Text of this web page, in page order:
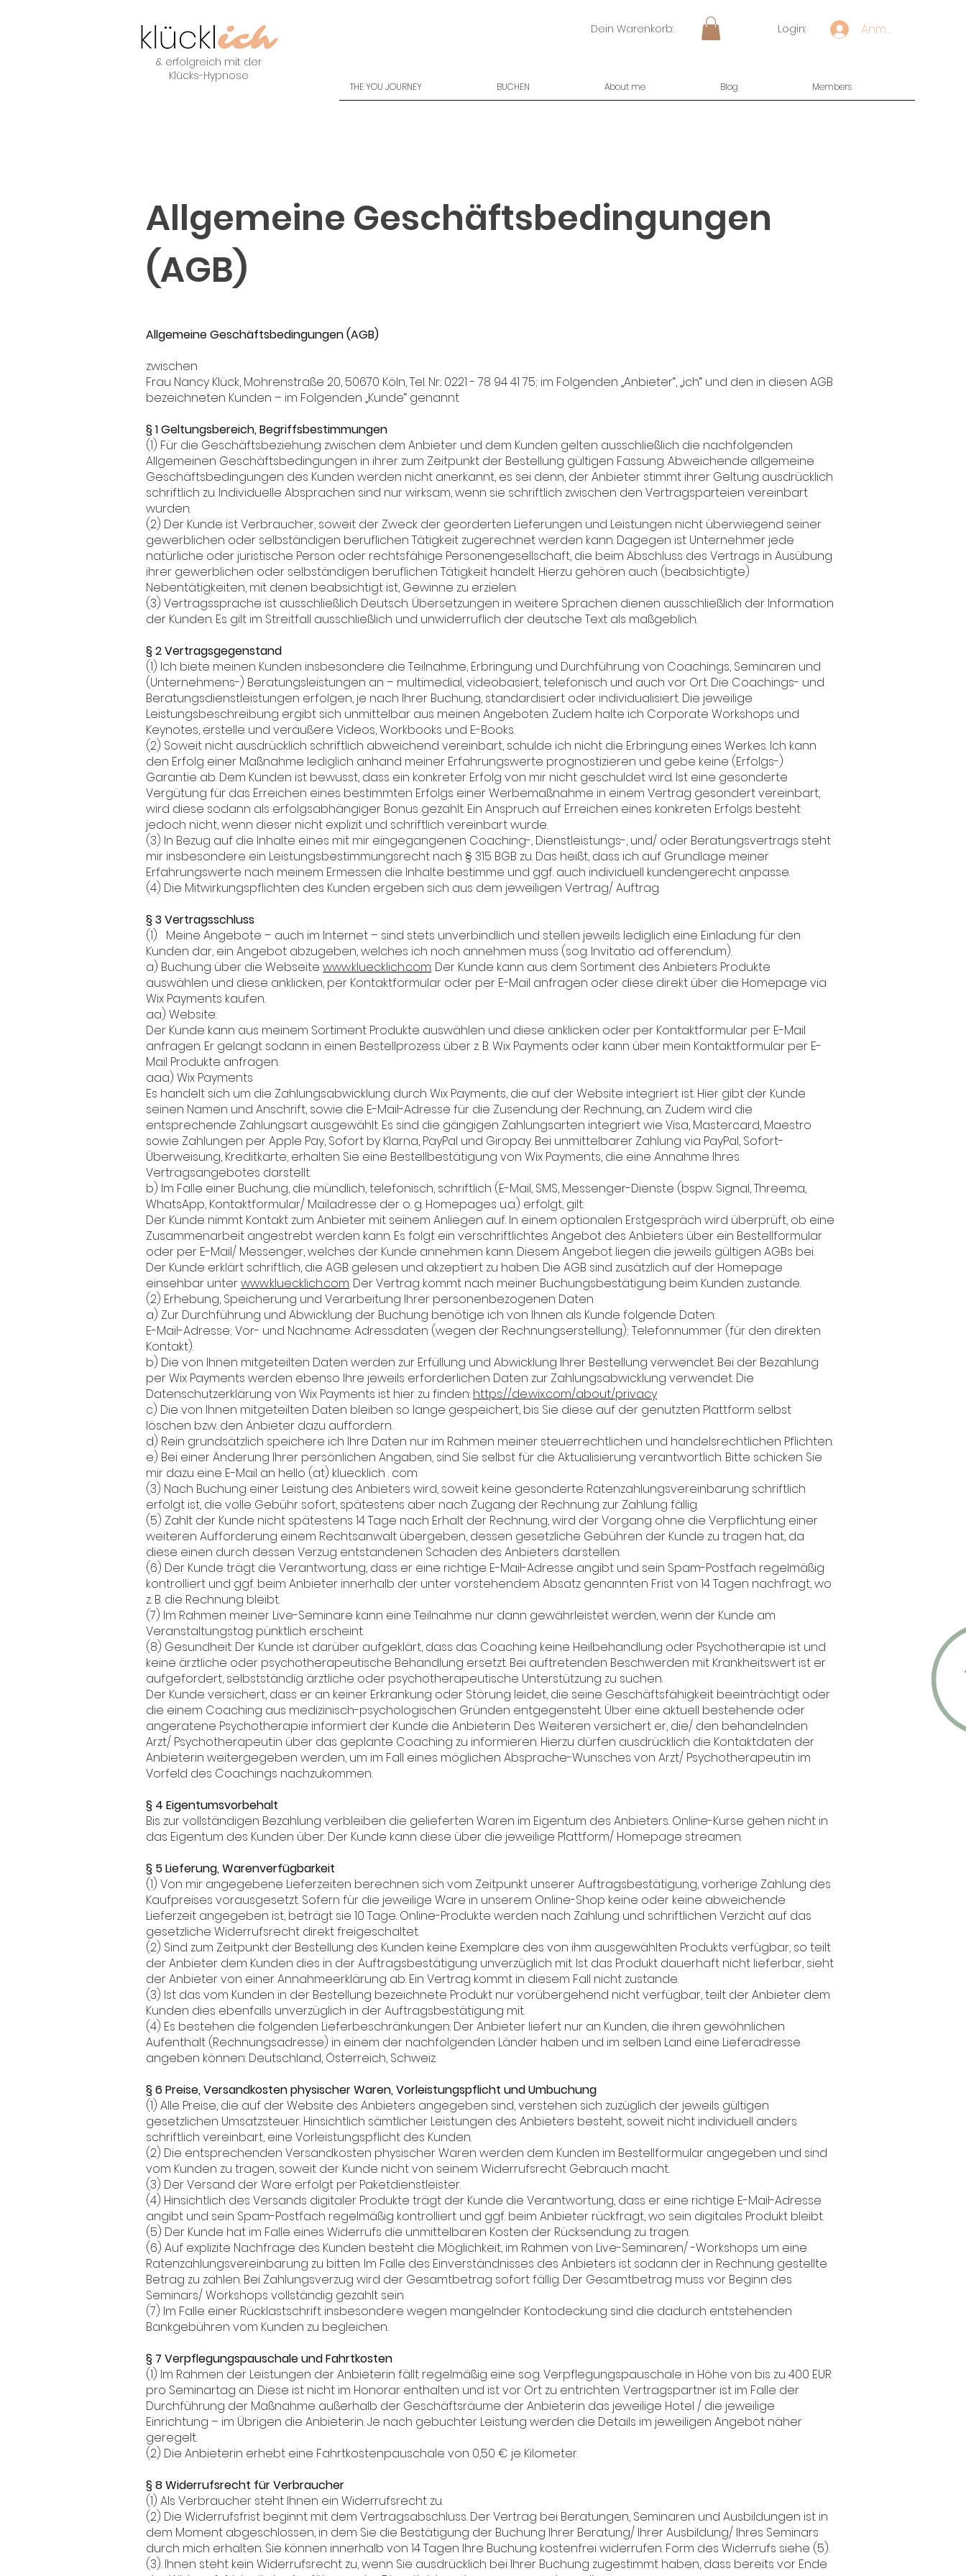
& erfolgreich mit der
Klücks-Hypnose
Dein Warenkorb: Anmelden
Login:
THE YOU JOURNEY BUCHEN About me Blog Members
Allgemeine Geschäftsbedingungen
(AGB)
Allgemeine Geschäftsbedingungen (AGB)
zwischen
Frau Nancy Klück, Mohrenstraße 20, 50670 Köln, Tel. Nr.: 0221 - 78 94 41 75; im Folgenden „Anbieter“, „ich“ und den in diesen AGB
bezeichneten Kunden – im Folgenden „Kunde“ genannt
§ 1 Geltungsbereich, Begriffsbestimmungen
(1) Für die Geschäftsbeziehung zwischen dem Anbieter und dem Kunden gelten ausschließlich die nachfolgenden
Allgemeinen Geschäftsbedingungen in ihrer zum Zeitpunkt der Bestellung gültigen Fassung. Abweichende allgemeine
Geschäftsbedingungen des Kunden werden nicht anerkannt, es sei denn, der Anbieter stimmt ihrer Geltung ausdrücklich
schriftlich zu. Individuelle Absprachen sind nur wirksam, wenn sie schriftlich zwischen den Vertragsparteien vereinbart
wurden.
(2) Der Kunde ist Verbraucher, soweit der Zweck der georderten Lieferungen und Leistungen nicht überwiegend seiner
gewerblichen oder selbständigen beruflichen Tätigkeit zugerechnet werden kann. Dagegen ist Unternehmer jede
natürliche oder juristische Person oder rechtsfähige Personengesellschaft, die beim Abschluss des Vertrags in Ausübung
ihrer gewerblichen oder selbständigen beruflichen Tätigkeit handelt. Hierzu gehören auch (beabsichtigte)
Nebentätigkeiten, mit denen beabsichtigt ist, Gewinne zu erzielen.
(3) Vertragssprache ist ausschließlich Deutsch. Übersetzungen in weitere Sprachen dienen ausschließlich der Information
der Kunden. Es gilt im Streitfall ausschließlich und unwiderruflich der deutsche Text als maßgeblich.
§ 2 Vertragsgegenstand
(1) Ich biete meinen Kunden insbesondere die Teilnahme, Erbringung und Durchführung von Coachings, Seminaren und
(Unternehmens-) Beratungsleistungen an – multimedial, videobasiert, telefonisch und auch vor Ort. Die Coachings- und
Beratungsdienstleistungen erfolgen, je nach Ihrer Buchung, standardisiert oder individualisiert. Die jeweilige
Leistungsbeschreibung ergibt sich unmittelbar aus meinen Angeboten. Zudem halte ich Corporate Workshops und
Keynotes, erstelle und veräußere Videos, Workbooks und E-Books.
(2) Soweit nicht ausdrücklich schriftlich abweichend vereinbart, schulde ich nicht die Erbringung eines Werkes. Ich kann
den Erfolg einer Maßnahme lediglich anhand meiner Erfahrungswerte prognostizieren und gebe keine (Erfolgs-)
Garantie ab. Dem Kunden ist bewusst, dass ein konkreter Erfolg von mir nicht geschuldet wird. Ist eine gesonderte
Vergütung für das Erreichen eines bestimmten Erfolgs einer Werbemaßnahme in einem Vertrag gesondert vereinbart,
wird diese sodann als erfolgsabhängiger Bonus gezahlt. Ein Anspruch auf Erreichen eines konkreten Erfolgs besteht
jedoch nicht, wenn dieser nicht explizit und schriftlich vereinbart wurde.
(3) In Bezug auf die Inhalte eines mit mir eingegangenen Coaching-, Dienstleistungs-, und/ oder Beratungsvertrags steht
mir insbesondere ein Leistungsbestimmungsrecht nach § 315 BGB zu. Das heißt, dass ich auf Grundlage meiner
Erfahrungswerte nach meinem Ermessen die Inhalte bestimme und ggf. auch individuell kundengerecht anpasse.
(4) Die Mitwirkungspflichten des Kunden ergeben sich aus dem jeweiligen Vertrag/ Auftrag.
§ 3 Vertragsschluss
(1) Meine Angebote – auch im Internet – sind stets unverbindlich und stellen jeweils lediglich eine Einladung für den
Kunden dar, ein Angebot abzugeben, welches ich noch annehmen muss (sog. Invitatio ad offerendum).
a) Buchung über die Webseite www.kluecklich.com: Der Kunde kann aus dem Sortiment des Anbieters Produkte
auswählen und diese anklicken, per Kontaktformular oder per E-Mail anfragen oder diese direkt über die Homepage via
Wix Payments kaufen.
aa) Website:
Der Kunde kann aus meinem Sortiment Produkte auswählen und diese anklicken oder per Kontaktformular per E-Mail
anfragen. Er gelangt sodann in einen Bestellprozess über z. B. Wix Payments oder kann über mein Kontaktformular per E-
Mail Produkte anfragen.
aaa) Wix Payments
Es handelt sich um die Zahlungsabwicklung durch Wix Payments, die auf der Website integriert ist. Hier gibt der Kunde
seinen Namen und Anschrift, sowie die E-Mail-Adresse für die Zusendung der Rechnung, an. Zudem wird die
entsprechende Zahlungsart ausgewählt. Es sind die gängigen Zahlungsarten integriert wie Visa, Mastercard, Maestro
sowie Zahlungen per Apple Pay, Sofort by Klarna, PayPal und Giropay. Bei unmittelbarer Zahlung via PayPal, Sofort-
Überweisung, Kreditkarte, erhalten Sie eine Bestellbestätigung von Wix Payments, die eine Annahme Ihres
Vertragsangebotes darstellt.
b) Im Falle einer Buchung, die mündlich, telefonisch, schriftlich (E-Mail, SMS, Messenger-Dienste (bspw. Signal, Threema,
WhatsApp, Kontaktformular/ Mailadresse der o. g. Homepages u.a.) erfolgt, gilt:
Der Kunde nimmt Kontakt zum Anbieter mit seinem Anliegen auf. In einem optionalen Erstgespräch wird überprüft, ob eine
Zusammenarbeit angestrebt werden kann. Es folgt ein verschriftlichtes Angebot des Anbieters über ein Bestellformular
oder per E-Mail/ Messenger, welches der Kunde annehmen kann. Diesem Angebot liegen die jeweils gültigen AGBs bei.
Der Kunde erklärt schriftlich, die AGB gelesen und akzeptiert zu haben. Die AGB sind zusätzlich auf der Homepage
einsehbar unterwww.kluecklich.com. Der Vertrag kommt nach meiner Buchungsbestätigung beim Kunden zustande.
(2) Erhebung, Speicherung und Verarbeitung Ihrer personenbezogenen Daten
a) Zur Durchführung und Abwicklung der Buchung benötige ich von Ihnen als Kunde folgende Daten:
E-Mail-Adresse; Vor- und Nachname: Adressdaten (wegen der Rechnungserstellung); Telefonnummer (für den direkten
Kontakt).
b) Die von Ihnen mitgeteilten Daten werden zur Erfüllung und Abwicklung Ihrer Bestellung verwendet. Bei der Bezahlung
per Wix Payments werden ebenso Ihre jeweils erforderlichen Daten zur Zahlungsabwicklung verwendet. Die
Datenschutzerklärung von Wix Payments ist hier zu finden: https://de.wix.com/about/privacy
c) Die von Ihnen mitgeteilten Daten bleiben so lange gespeichert, bis Sie diese auf der genutzten Plattform selbst
löschen bzw. den Anbieter dazu auffordern.
d) Rein grundsätzlich speichere ich Ihre Daten nur im Rahmen meiner steuerrechtlichen und handelsrechtlichen Pflichten.
e) Bei einer Änderung Ihrer persönlichen Angaben, sind Sie selbst für die Aktualisierung verantwortlich. Bitte schicken Sie
mir dazu eine E-Mail an hello (at) kluecklich . com
(3) Nach Buchung einer Leistung des Anbieters wird, soweit keine gesonderte Ratenzahlungsvereinbarung schriftlich
erfolgt ist, die volle Gebühr sofort, spätestens aber nach Zugang der Rechnung zur Zahlung fällig.
(5) Zahlt der Kunde nicht spätestens 14 Tage nach Erhalt der Rechnung, wird der Vorgang ohne die Verpflichtung einer
weiteren Aufforderung einem Rechtsanwalt übergeben, dessen gesetzliche Gebühren der Kunde zu tragen hat, da
diese einen durch dessen Verzug entstandenen Schaden des Anbieters darstellen.
(6) Der Kunde trägt die Verantwortung, dass er eine richtige E-Mail-Adresse angibt und sein Spam-Postfach regelmäßig
kontrolliert und ggf. beim Anbieter innerhalb der unter vorstehendem Absatz genannten Frist von 14 Tagen nachfragt, wo
z. B. die Rechnung bleibt.
(7) Im Rahmen meiner Live-Seminare kann eine Teilnahme nur dann gewährleistet werden, wenn der Kunde am
Veranstaltungstag pünktlich erscheint.
(8) Gesundheit: Der Kunde ist darüber aufgeklärt, dass das Coaching keine Heilbehandlung oder Psychotherapie ist und
keine ärztliche oder psychotherapeutische Behandlung ersetzt. Bei auftretenden Beschwerden mit Krankheitswert ist er
aufgefordert, selbstständig ärztliche oder psychotherapeutische Unterstützung zu suchen.
Der Kunde versichert, dass er an keiner Erkrankung oder Störung leidet, die seine Geschäftsfähigkeit beeinträchtigt oder
die einem Coaching aus medizinisch-psychologischen Gründen entgegensteht. Über eine aktuell bestehende oder
angeratene Psychotherapie informiert der Kunde die Anbieterin. Des Weiteren versichert er, die/ den behandelnden
Arzt/ Psychotherapeut:in über das geplante Coaching zu informieren. Hierzu dürfen ausdrücklich die Kontaktdaten der
Anbieterin weitergegeben werden, um im Fall eines möglichen Absprache-Wunsches von Arzt/ Psychotherapeut:in im
Vorfeld des Coachings nachzukommen.
§ 4 Eigentumsvorbehalt
Bis zur vollständigen Bezahlung verbleiben die gelieferten Waren im Eigentum des Anbieters. Online-Kurse gehen nicht in
das Eigentum des Kunden über. Der Kunde kann diese über die jeweilige Plattform/ Homepage streamen.
§ 5 Lieferung, Warenverfügbarkeit
(1) Von mir angegebene Lieferzeiten berechnen sich vom Zeitpunkt unserer Auftragsbestätigung, vorherige Zahlung des
Kaufpreises vorausgesetzt. Sofern für die jeweilige Ware in unserem Online-Shop keine oder keine abweichende
Lieferzeit angegeben ist, beträgt sie 10 Tage. Online-Produkte werden nach Zahlung und schriftlichen Verzicht auf das
gesetzliche Widerrufsrecht direkt freigeschaltet.
(2) Sind zum Zeitpunkt der Bestellung des Kunden keine Exemplare des von ihm ausgewählten Produkts verfügbar, so teilt
der Anbieter dem Kunden dies in der Auftragsbestätigung unverzüglich mit. Ist das Produkt dauerhaft nicht lieferbar, sieht
der Anbieter von einer Annahmeerklärung ab. Ein Vertrag kommt in diesem Fall nicht zustande.
(3) Ist das vom Kunden in der Bestellung bezeichnete Produkt nur vorübergehend nicht verfügbar, teilt der Anbieter dem
Kunden dies ebenfalls unverzüglich in der Auftragsbestätigung mit.
(4) Es bestehen die folgenden Lieferbeschränkungen: Der Anbieter liefert nur an Kunden, die ihren gewöhnlichen
Aufenthalt (Rechnungsadresse) in einem der nachfolgenden Länder haben und im selben Land eine Lieferadresse
angeben können: Deutschland, Österreich, Schweiz.
§ 6 Preise, Versandkosten physischer Waren, Vorleistungspflicht und Umbuchung
(1) Alle Preise, die auf der Website des Anbieters angegeben sind, verstehen sich zuzüglich der jeweils gültigen
gesetzlichen Umsatzsteuer. Hinsichtlich sämtlicher Leistungen des Anbieters besteht, soweit nicht individuell anders
schriftlich vereinbart, eine Vorleistungspflicht des Kunden.
(2) Die entsprechenden Versandkosten physischer Waren werden dem Kunden im Bestellformular angegeben und sind
vom Kunden zu tragen, soweit der Kunde nicht von seinem Widerrufsrecht Gebrauch macht.
(3) Der Versand der Ware erfolgt per Paketdienstleister.
(4) Hinsichtlich des Versands digitaler Produkte trägt der Kunde die Verantwortung, dass er eine richtige E-Mail-Adresse
angibt und sein Spam-Postfach regelmäßig kontrolliert und ggf. beim Anbieter rückfragt, wo sein digitales Produkt bleibt.
(5) Der Kunde hat im Falle eines Widerrufs die unmittelbaren Kosten der Rücksendung zu tragen.
(6) Auf explizite Nachfrage des Kunden besteht die Möglichkeit, im Rahmen von Live-Seminaren/ -Workshops um eine
Ratenzahlungsvereinbarung zu bitten. Im Falle des Einverständnisses des Anbieters ist sodann der in Rechnung gestellte
Betrag zu zahlen. Bei Zahlungsverzug wird der Gesamtbetrag sofort fällig. Der Gesamtbetrag muss vor Beginn des
Seminars/ Workshops vollständig gezahlt sein
(7) Im Falle einer Rücklastschrift insbesondere wegen mangelnder Kontodeckung sind die dadurch entstehenden
Bankgebühren vom Kunden zu begleichen.
§ 7 Verpflegungspauschale und Fahrtkosten
(1) Im Rahmen der Leistungen der Anbieterin fällt regelmäßig eine sog. Verpflegungspauschale in Höhe von bis zu 400 EUR
pro Seminartag an. Diese ist nicht im Honorar enthalten und ist vor Ort zu entrichten. Vertragspartner ist im Falle der
Durchführung der Maßnahme außerhalb der Geschäftsräume der Anbieterin das jeweilige Hotel / die jeweilige
Einrichtung – im Übrigen die Anbieterin. Je nach gebuchter Leistung werden die Details im jeweiligen Angebot näher
geregelt.
(2) Die Anbieterin erhebt eine Fahrtkostenpauschale von 0,50 € je Kilometer.
§ 8 Widerrufsrecht für Verbraucher
(1) Als Verbraucher steht Ihnen ein Widerrufsrecht zu.
(2) Die Widerrufsfrist beginnt mit dem Vertragsabschluss. Der Vertrag bei Beratungen, Seminaren und Ausbildungen ist in
dem Moment abgeschlossen, in dem Sie die Bestätigung der Buchung Ihrer Beratung/ Ihrer Ausbildung/ Ihres Seminars
durch mich erhalten. Sie können innerhalb von 14 Tagen Ihre Buchung kostenfrei widerrufen. Form des Widerrufs siehe (5).
(3). Ihnen steht kein Widerrufsrecht zu, wenn Sie ausdrücklich bei Ihrer Buchung zugestimmt haben, dass bereits vor Ende